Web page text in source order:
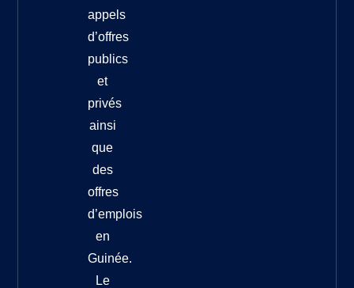
appels
d’offres
publics
et
privés
ainsi
que
des
offres
d’emplois
en
Guinée.
Le